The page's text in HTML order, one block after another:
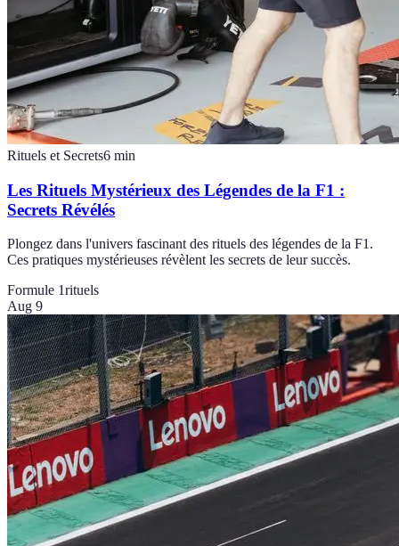
Rituels et Secrets6 min
Les Rituels Mystérieux des Légendes de la F1 :
Secrets Révélés
Plongez dans l'univers fascinant des rituels des légendes de la F1.
Ces pratiques mystérieuses révèlent les secrets de leur succès.
Formule 1rituels
Aug 9